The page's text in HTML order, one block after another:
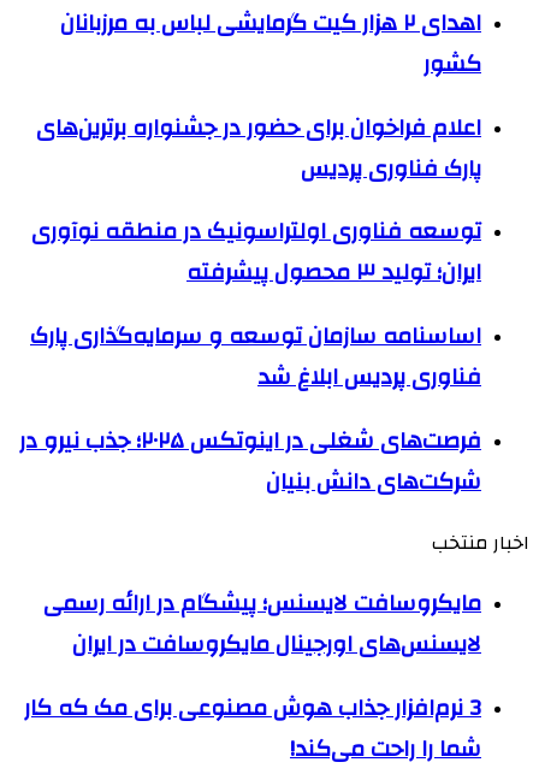
اهدای ۲ هزار کیت گرمایشی لباس به مرزبانان
کشور
اعلام فراخوان برای حضور در جشنواره برترین‌های
پارک فناوری پردیس
توسعه فناوری اولتراسونیک در منطقه نوآوری
ایران؛ تولید ۳ محصول پیشرفته
اساسنامه سازمان توسعه و سرمایه‌گذاری پارک
فناوری پردیس ابلاغ شد
فرصت‌های شغلی در اینوتکس ۲۰۲۵؛ جذب نیرو در
شرکت‌های دانش بنیان
اخبار منتخب
مایکروسافت لایسنس؛ پیشگام در ارائه رسمی
لایسنس‌های اورجینال مایکروسافت در ایران
3 نرم‌افزار جذاب هوش مصنوعی برای مک که کار
شما را راحت‌ می‌کند!